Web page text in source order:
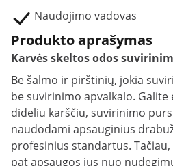
Naudojimo vadovas
Produkto aprašymas
Karvės skeltos odos
Be šalmo ir pirštinių, jokia
be suvirinimo apvalkalo. Galite
dideliu karščiu, suvirinimo
naudodami apsauginius
profesinius standartus.
pat apsaugos jus nuo